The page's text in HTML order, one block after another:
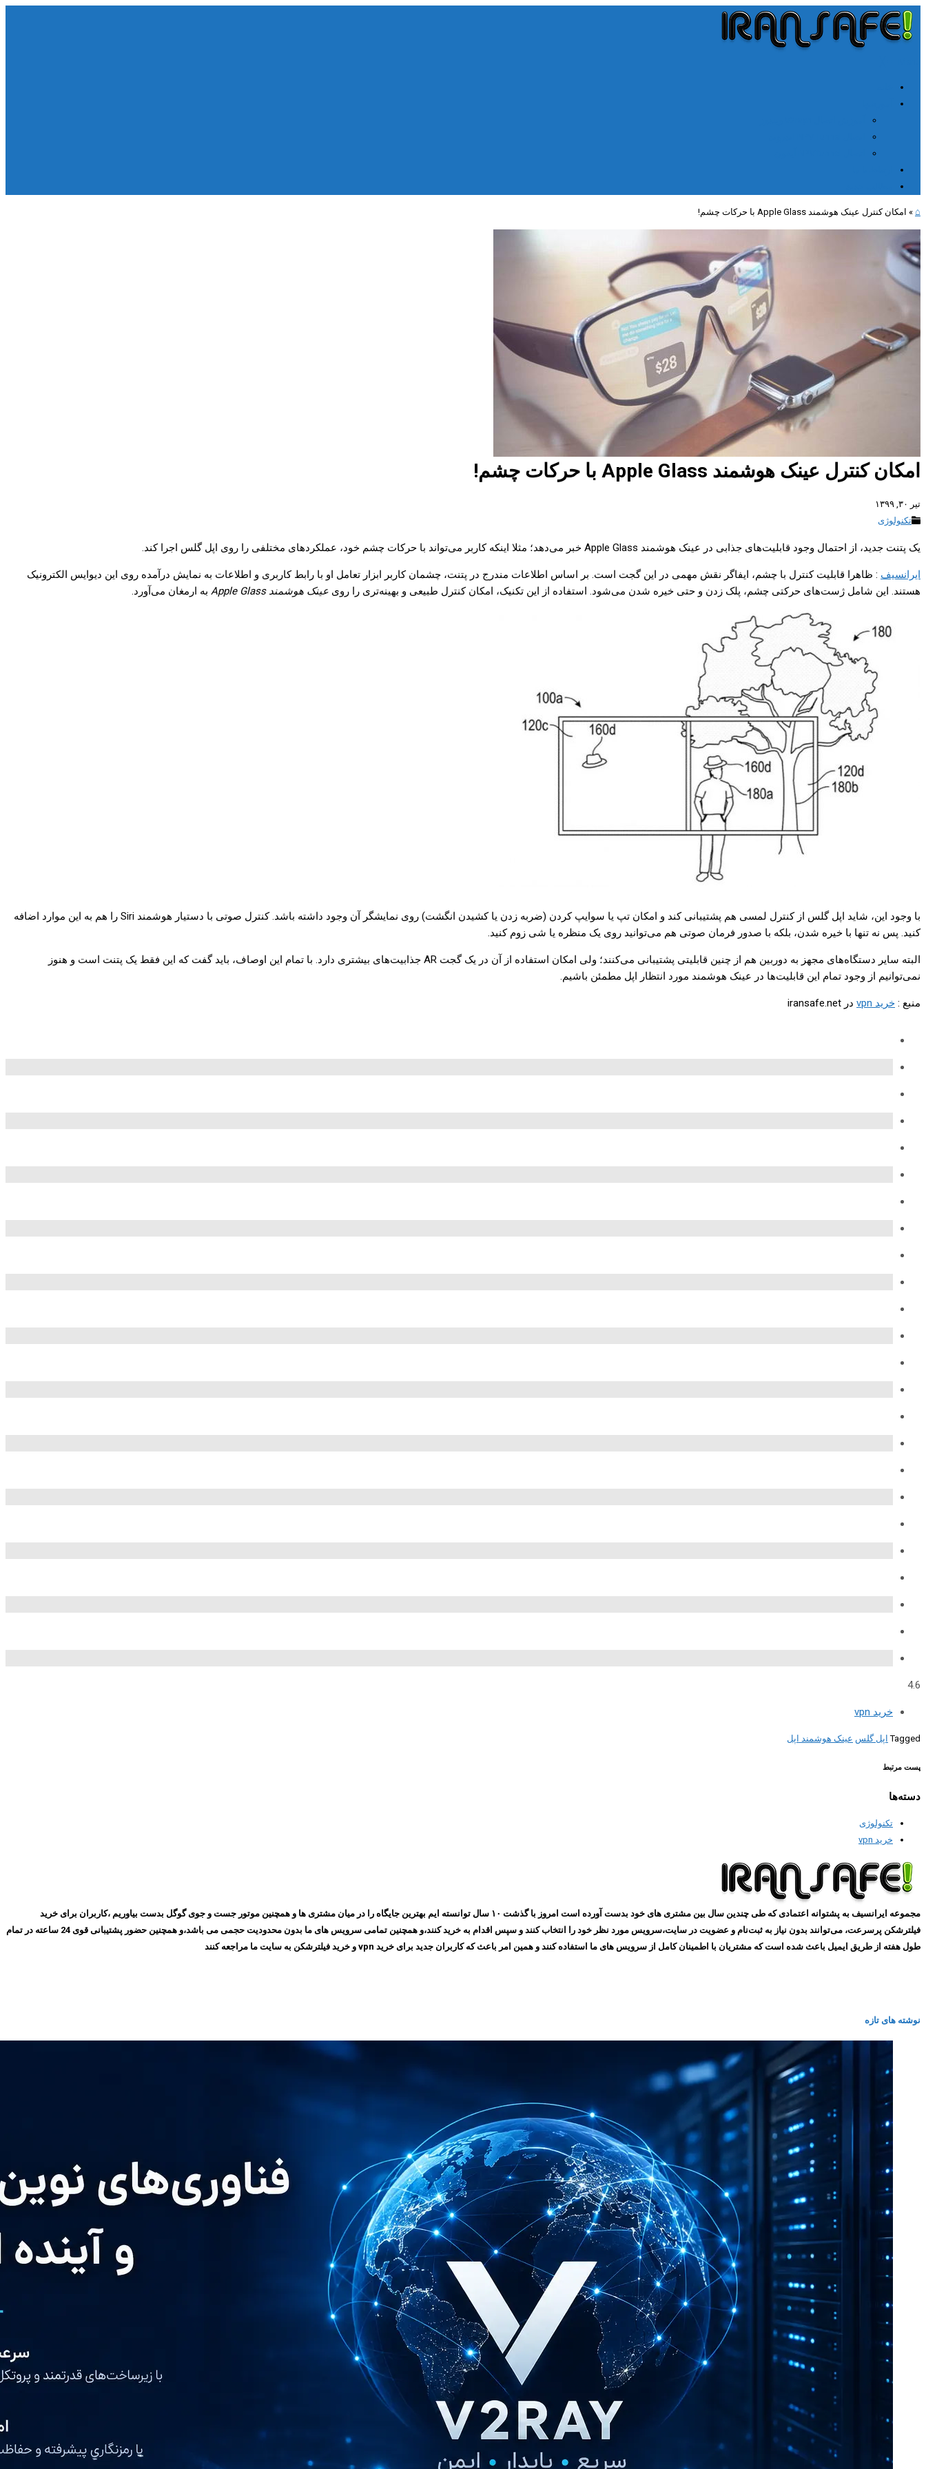
⌂
» امکان کنترل عینک هوشمند Apple Glass با حرکات چشم!
امکان کنترل عینک هوشمند Apple Glass با حرکات چشم!
تیر ۳۰, ۱۳۹۹
تکنولوژی
یک پتنت جدید، از احتمال وجود قابلیت‌های جذابی در عینک هوشمند Apple Glass خبر می‌دهد؛ مثلا اینکه کاربر می‌تواند با حرکات چشم خود، عملکردهای مختلفی را روی اپل گلس اجرا کند.
ایرانسیف : ظاهرا قابلیت کنترل با چشم، ایفاگر نقش مهمی در این گجت است. بر اساس اطلاعات مندرج در پتنت، چشمان کاربر ابزار تعامل او با رابط کاربری و اطلاعات به نمایش درآمده روی این دیوایس الکترونیک
هستند. این شامل ژست‌های حرکتی چشم، پلک زدن و حتی خیره شدن می‌شود. استفاده از این تکنیک، امکان کنترل طبیعی و بهینه‌تری را روی عینک هوشمند Apple Glass به ارمغان می‌آورد.
با وجود این، شاید اپل گلس از کنترل لمسی هم پشتیبانی ‌کند و امکان تپ یا سوایپ کردن (ضربه زدن یا کشیدن انگشت) روی نمایشگر آن وجود داشته باشد. کنترل صوتی با دستیار هوشمند Siri را هم به این موارد اضافه
کنید. پس نه تنها با خیره شدن، بلکه با صدور فرمان صوتی هم می‌توانید روی یک منظره یا شی زوم کنید.
البته سایر دستگاه‌های مجهز به دوربین هم از چنین قابلیتی پشتیبانی می‌کنند؛ ولی امکان استفاده از آن در یک گجت AR جذابیت‌های بیشتری دارد. با تمام این اوصاف، باید گفت که این فقط یک پتنت است و هنوز
نمی‌توانیم از وجود تمام این قابلیت‌ها در عینک هوشمند مورد انتظار اپل مطمئن باشیم.
منبع : خرید vpn در iransafe.net
4.6
خرید vpn
Tagged اپل گلس عینک هوشمند اپل
پست مرتبط
دسته‌ها
تکنولوژی
خرید vpn
مجموعه ایرانسیف به پشتوانه اعتمادی که طی چندین سال بین مشتری های خود بدست آورده است امروز با گذشت ۱۰ سال توانسته ایم بهترین جایگاه را در میان مشتری ها و همچنین موتور جست و جوی گوگل بدست بیاوریم ،کاربران برای خرید
فیلترشکن پرسرعت، می‌توانند بدون نیاز به ثبت‌نام و عضویت در سایت،سرویس مورد نظر خود را انتخاب کنند و سپس اقدام به خرید کنند،و همچنین تمامی سرویس های ما بدون محدودیت حجمی می باشد،و همچنین حضور پشتیبانی قوی 24 ساعته در تمام
طول هفته از طریق ایمیل باعث شده است که مشتریان با اطمینان کامل از سرویس های ما استفاده کنند و همین امر باعث که کاربران جدید برای خرید vpn و خرید فیلترشکن به سایت ما مراجعه کنند
نوشته های تازه